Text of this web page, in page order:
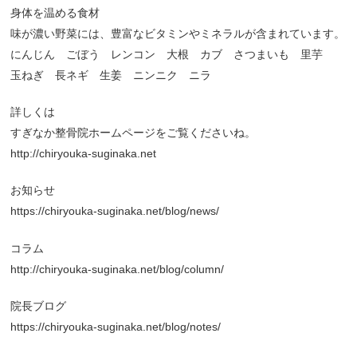
身体を温める食材
味が濃い野菜には、豊富なビタミンやミネラルが含まれています。
にんじん ごぼう レンコン 大根 カブ さつまいも 里芋
玉ねぎ 長ネギ 生姜 ニンニク ニラ
詳しくは
すぎなか整骨院ホームページをご覧くださいね。
http://chiryouka-suginaka.net
お知らせ
https://chiryouka-suginaka.net/blog/news/
コラム
http://chiryouka-suginaka.net/blog/column/
院長ブログ
https://chiryouka-suginaka.net/blog/notes/